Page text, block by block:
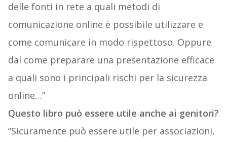
delle fonti in rete a quali metodi di
comunicazione online è possibile utilizzare e
come comunicare in modo rispettoso. Oppure
dal come preparare una presentazione efficace
a quali sono i principali rischi per la sicurezza
online…”
Questo libro può essere utile anche ai genitori?
“Sicuramente può essere utile per associazioni,